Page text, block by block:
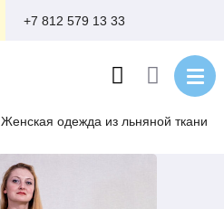
+7 812 579 13 33
Женская одежда из льняной ткани